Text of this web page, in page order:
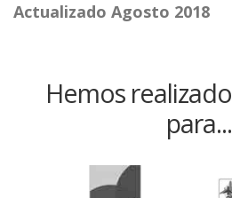
Actualizado Agosto 2018
Hemos realizado
para...